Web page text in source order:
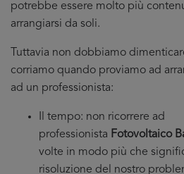
potrebbe essere molto più
arrangiarsi da soli.
Tuttavia non dobbiamo
corriamo quando proviamo ad
ad un professionista:
Il tempo: non ricorrere ad
professionista Fotovoltaico
volte in modo più che
risoluzione del nostro